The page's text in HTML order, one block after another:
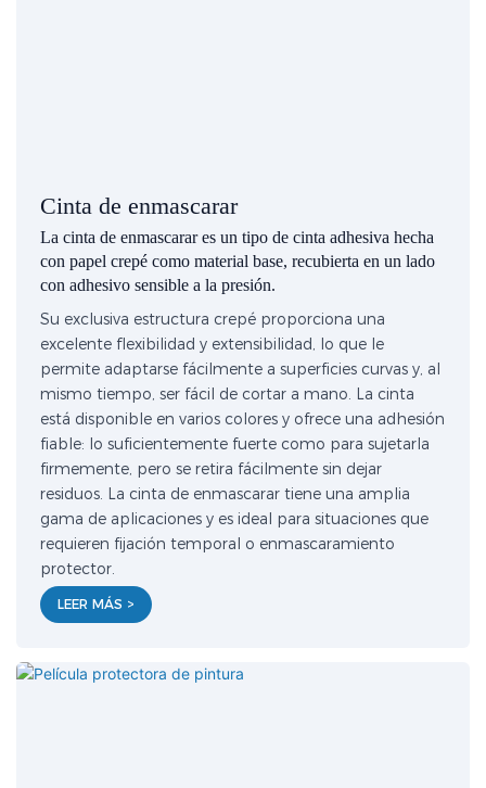
Cinta de enmascarar
La cinta de enmascarar es un tipo de cinta adhesiva hecha
con papel crepé como material base, recubierta en un lado
con adhesivo sensible a la presión.
Su exclusiva estructura crepé proporciona una
excelente flexibilidad y extensibilidad, lo que le
permite adaptarse fácilmente a superficies curvas y, al
mismo tiempo, ser fácil de cortar a mano. La cinta
está disponible en varios colores y ofrece una adhesión
fiable: lo suficientemente fuerte como para sujetarla
firmemente, pero se retira fácilmente sin dejar
residuos. La cinta de enmascarar tiene una amplia
gama de aplicaciones y es ideal para situaciones que
requieren fijación temporal o enmascaramiento
protector.
LEER MÁS >